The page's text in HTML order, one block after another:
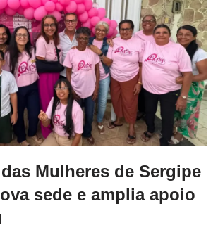
Mulheres de Sergipe
sede e amplia apoio